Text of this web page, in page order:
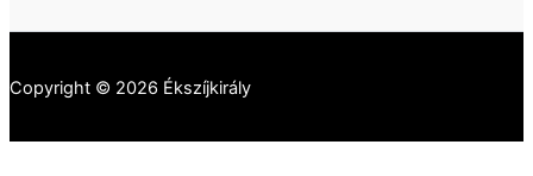
Copyright © 2026 Ékszíjkirály